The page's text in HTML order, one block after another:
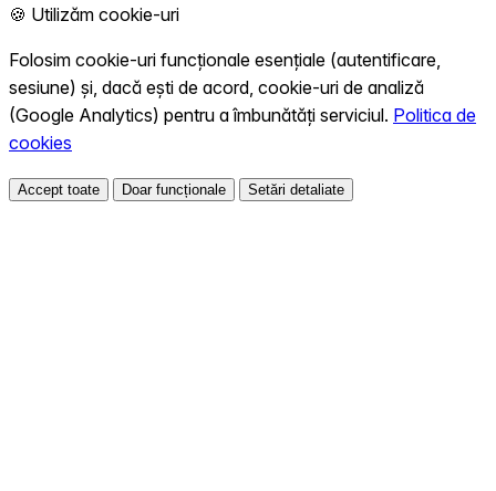
🍪 Utilizăm cookie-uri
Folosim cookie-uri funcționale esențiale (autentificare,
sesiune) și, dacă ești de acord, cookie-uri de analiză
(Google Analytics) pentru a îmbunătăți serviciul. Politica de
cookies
Accept toate Doar funcționale Setări detaliate